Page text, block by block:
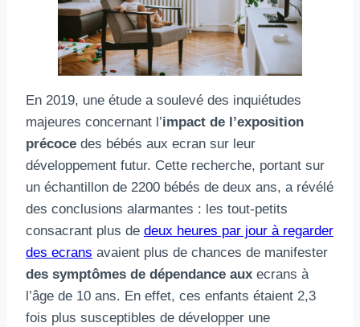
En 2019, une étude a soulevé des inquiétudes
majeures concernant l’impact de l’exposition
précoce des bébés aux ecran sur leur
développement futur. Cette recherche, portant sur
un échantillon de 2200 bébés de deux ans, a révélé
des conclusions alarmantes : les tout-petits
consacrant plus de deux heures par jour à regarder
des ecrans avaient plus de chances de manifester
des symptômes de dépendance aux ecrans à
l’âge de 10 ans. En effet, ces enfants étaient 2,3
fois plus susceptibles de développer une